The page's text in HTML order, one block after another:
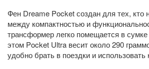
Фен Dreame Pocket создан для тех, кто
между компактностью и
трансформер легко помещается в
этом Pocket Ultra весит около 290
удобно брать в поездки и